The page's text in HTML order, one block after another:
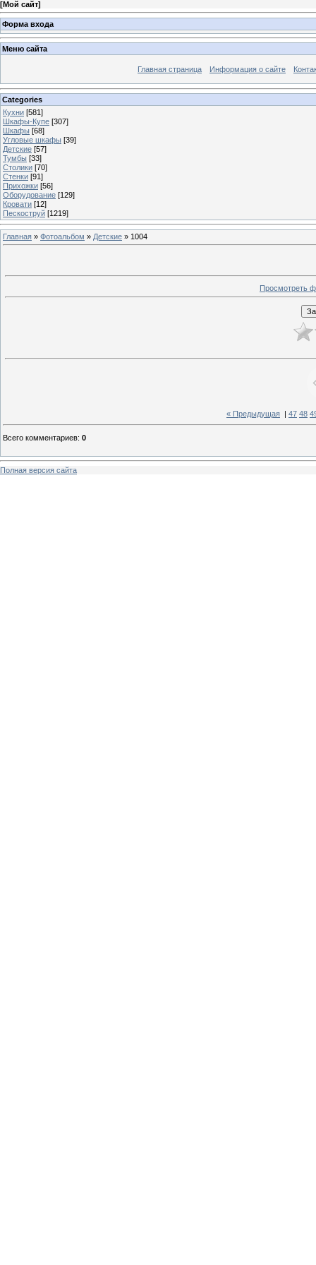
[Мой сайт]
Форма входа
Меню сайта
Главная страница Информация о сайте
Categories
Кухни [581]
Шкафы-Купе [307]
Шкафы [68]
Угловые шкафы [39]
Детские [57]
Тумбы [33]
Столики [70]
Стенки [91]
Прихожки [56]
Оборудование [129]
Кровати [12]
Пескоструй [1219]
Главная » Фотоальбом » Детские » 1004
Просмотреть
« Предыдущая 47 48
Всего комментариев: 0
Полная версия сайта